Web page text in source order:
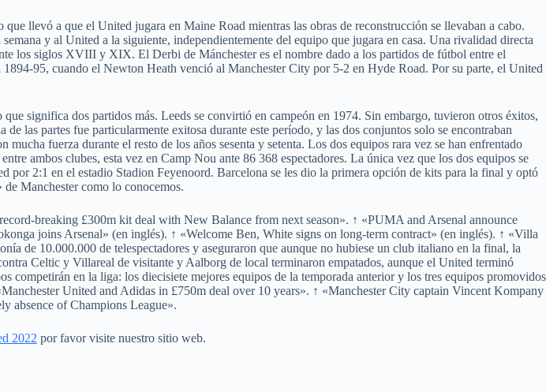
llevó a que el United jugara en Maine Road mientras las obras de reconstrucción se llevaban a cabo.
y al United a la siguiente, independientemente del equipo que jugara en casa. Una rivalidad directa
los siglos XVIII y XIX. El Derbi de Mánchester es el nombre dado a los partidos de fútbol entre el
95, cuando el Newton Heath venció al Manchester City por 5-2 en Hyde Road. Por su parte, el United
que significa dos partidos más. Leeds se convirtió en campeón en 1974. Sin embargo, tuvieron otros éxitos,
las partes fue particularmente exitosa durante este período, y las dos conjuntos solo se encontraban
fuerza durante el resto de los años sesenta y setenta. Los dos equipos rara vez se han enfrentado
ambos clubes, esta vez en Camp Nou ante 86 368 espectadores. La única vez que los dos equipos se
2:1 en el estadio Stadion Feyenoord. Barcelona se les dio la primera opción de kits para la final y optó
Manchester como lo conocemos.
breaking £300m kit deal with New Balance from next season». ↑ «PUMA and Arsenal announce
joins Arsenal» (en inglés). ↑ «Welcome Ben, White signs on long-term contract» (en inglés). ↑ «Villa
de 10.000.000 de telespectadores y aseguraron que aunque no hubiese un club italiano en la final, la
Celtic y Villareal de visitante y Aalborg de local terminaron empatados, aunque el United terminó
en la liga: los diecisiete mejores equipos de la temporada anterior y los tres equipos promovidos
United and Adidas in £750m deal over 10 years». ↑ «Manchester City captain Vincent Kompany
absence of Champions League».
2022 por favor visite nuestro sitio web.